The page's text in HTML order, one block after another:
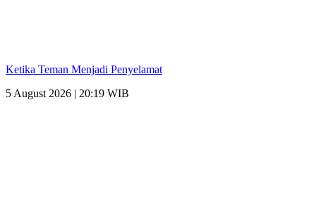
Ketika Teman Menjadi Penyelamat
5 August 2026 | 20:19 WIB